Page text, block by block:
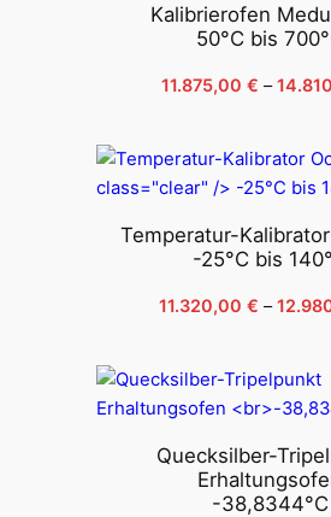
Kalibrierofen
50°C bis
11.875,00 € –
Temperatur-
-25°C bis
11.320,00 € –
Quecksilber-
-38,8344°C